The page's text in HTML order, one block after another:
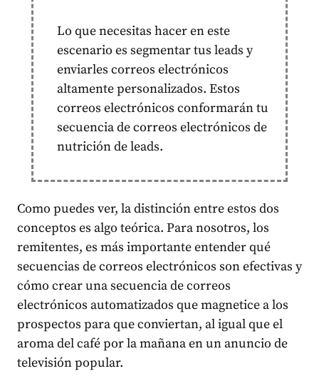
Lo que necesitas hacer en este
escenario es segmentar tus leads y
enviarles correos electrónicos
altamente personalizados. Estos
correos electrónicos conformarán tu
secuencia de correos electrónicos de
nutrición de leads.
Como puedes ver, la distinción entre estos dos
conceptos es algo teórica. Para nosotros, los
remitentes, es más importante entender qué
secuencias de correos electrónicos son efectivas y
cómo crear una secuencia de correos
electrónicos automatizados que magnetice a los
prospectos para que conviertan, al igual que el
aroma del café por la mañana en un anuncio de
televisión popular.